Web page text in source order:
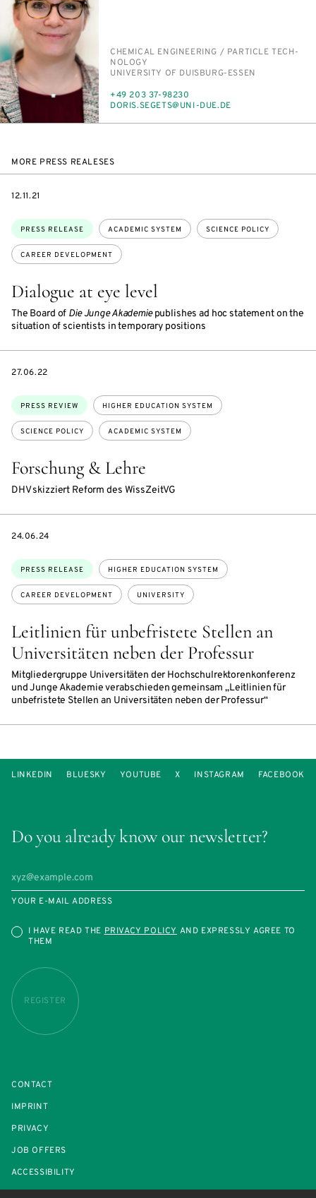
PERSON_RESEARCH_SUBJECT
CHEM­I­CAL EN­GI­NEER­ING /​ PAR­TI­CLE TECH­
NOL­O­GY
INSTITUTION
UNI­VER­SI­TY OF DUIS­BURG-ES­SEN
PHONE
+49 203 37-98230
E-
DORIS.SEGETS@UNI-DUE.DE
MORE PRESS REALESES
Dialogue at eye level
The Board of Die Junge Akademiepublishes ad hoc statement on the
situation of scientists in temporary positions
Topics:
PRESS RELEASE ACADEMIC SYSTEM SCIENCE POLICY
CAREER DEVELOPMENT
DATE
12.11.21
Forschung & Lehre
DHV skizziert Reform des WissZeitVG
Topics:
PRESS REVIEW HIGHER EDUCATION SYSTEM
SCIENCE POLICY ACADEMIC SYSTEM
DATE
27.06.22
Leitlinien für unbefristete Stellen an
Universitäten neben der Professur
Mitgliedergruppe Universitäten der Hochschulrektorenkonferenz
und Junge Akademie verabschieden gemeinsam „Leitlinien für
unbefristete Stellen an Universitäten neben der Professur“
Topics:
PRESS RELEASE HIGHER EDUCATION SYSTEM
CAREER DEVELOPMENT UNIVERSITY
DATE
24.06.24
Do you already know our newsletter?
YOUR E-MAIL ADDRESS
I HAVE READ THEPRIVACY POLICY AND EXPRESSLY AGREE TO
THEM
REGISTER
LINKEDIN BLUESKY YOUTUBE X INSTAGRAM FACEBOOK
CONTACT
IMPRINT
PRIVACY
JOB OFFERS
ACCESSIBILITY